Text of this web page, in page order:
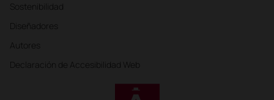
Sostenibilidad
Diseñadores
Autores
Declaración de Accesibilidad Web